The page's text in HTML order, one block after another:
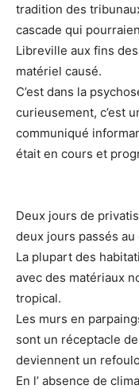
tradition des
cascade qui
Libreville aux fins
matériel causé.
C’est dans la
curieusement, c’est
communiqué
était en cours et
Deux jours de
deux jours passés au
La plupart des
avec des matériaux
tropical.
Les murs en
sont un réceptacle
deviennent un
En l’ absence de